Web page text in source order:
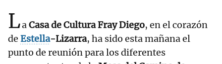
LaCasa de Cultura Fray Diego, en el corazón
de Estella-Lizarra, ha sido esta mañana el
punto de reunión para los diferentes